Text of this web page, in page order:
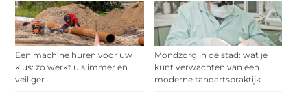
Een machine huren voor uw
klus: zo werkt u slimmer en
veiliger
Mondzorg in de stad: wat je
kunt verwachten van een
moderne tandartspraktijk